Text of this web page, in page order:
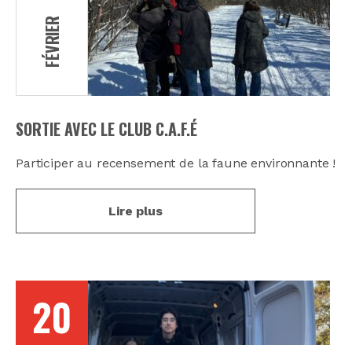
FÉVRIER
SORTIE AVEC LE CLUB C.A.F.É
Participer au recensement de la faune environnante !
Lire plus
20